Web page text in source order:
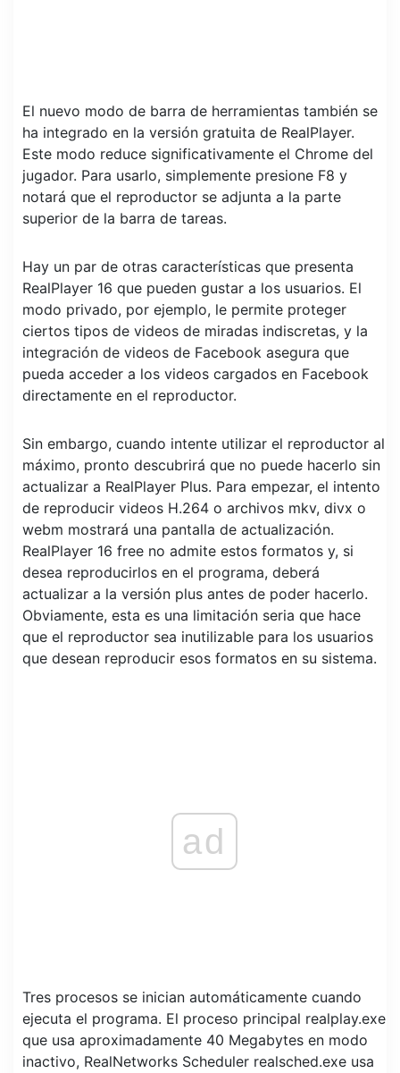
El nuevo modo de barra de herramientas también se
ha integrado en la versión gratuita de RealPlayer.
Este modo reduce significativamente el Chrome del
jugador. Para usarlo, simplemente presione F8 y
notará que el reproductor se adjunta a la parte
superior de la barra de tareas.
Hay un par de otras características que presenta
RealPlayer 16 que pueden gustar a los usuarios. El
modo privado, por ejemplo, le permite proteger
ciertos tipos de videos de miradas indiscretas, y la
integración de videos de Facebook asegura que
pueda acceder a los videos cargados en Facebook
directamente en el reproductor.
Sin embargo, cuando intente utilizar el reproductor al
máximo, pronto descubrirá que no puede hacerlo sin
actualizar a RealPlayer Plus. Para empezar, el intento
de reproducir videos H.264 o archivos mkv, divx o
webm mostrará una pantalla de actualización.
RealPlayer 16 free no admite estos formatos y, si
desea reproducirlos en el programa, deberá
actualizar a la versión plus antes de poder hacerlo.
Obviamente, esta es una limitación seria que hace
que el reproductor sea inutilizable para los usuarios
que desean reproducir esos formatos en su sistema.
ad
Tres procesos se inician automáticamente cuando
ejecuta el programa. El proceso principal realplay.exe
que usa aproximadamente 40 Megabytes en modo
inactivo, RealNetworks Scheduler realsched.exe usa